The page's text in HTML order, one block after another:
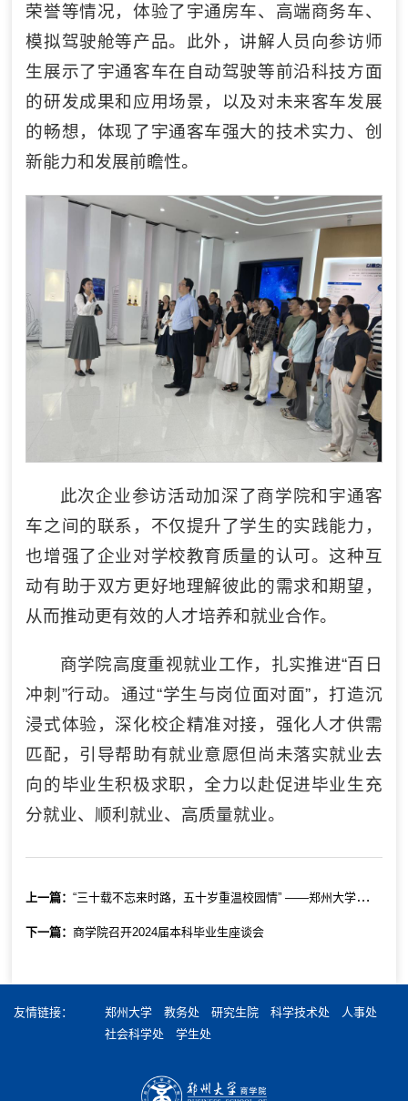
荣誉等情况，体验了宇通房车、高端商务车、
模拟驾驶舱等产品。此外，讲解人员向参访师
生展示了宇通客车在自动驾驶等前沿科技方面
的研发成果和应用场景，以及对未来客车发展
的畅想，体现了宇通客车强大的技术实力、创
新能力和发展前瞻性。
此次企业参访活动加深了商学院和宇通客
车之间的联系，不仅提升了学生的实践能力，
也增强了企业对学校教育质量的认可。这种互
动有助于双方更好地理解彼此的需求和期望，
从而推动更有效的人才培养和就业合作。
商学院高度重视就业工作，扎实推进“百日
冲刺”行动。通过“学生与岗位面对面”，打造沉
浸式体验，深化校企精准对接，强化人才供需
匹配，引导帮助有就业意愿但尚未落实就业去
向的毕业生积极求职，全力以赴促进毕业生充
分就业、顺利就业、高质量就业。
上一篇：“三十载不忘来时路，五十岁重温校园情” ——郑州大学商学院94届校友30周年返校活动纪实
下一篇：商学院召开2024届本科毕业生座谈会
友情链接： 郑州大学 教务处 研究生院 科学技术处
人事处
社会科学处
学生处